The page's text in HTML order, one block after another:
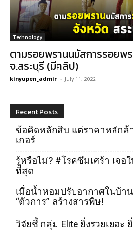
Technology
ตามรอยพรานนมัสการรอยพ
จ.สระบุรี (มีคลิป)
kinyupen_admin - July 11, 2022
Recent Posts
ข้อคิดหลักสิบ แต่ราคาหลักล้
เกอร์
รู้หรือไม่? #โรคซึมเศร้า เจ
ที่สุด
เมื่อน้ำหอมปรับอากาศในบ้า
“ตัวการ” สร้างสารพิษ!
วิจัยชี้ กลุ่ม Elite ยิ่งรวยเยอะ